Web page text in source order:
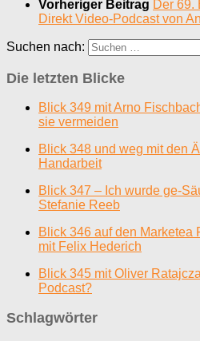
Vorheriger Beitrag Der 69.
Direkt Video-Podcast von
Suchen nach:
Die letzten Blicke
Blick 349 mit Arno
sie vermeiden
Blick 348 und weg mit den
Handarbeit
Blick 347 – Ich wurde ge-
Stefanie Reeb
Blick 346 auf den Marketea
mit Felix Hederich
Blick 345 mit Oliver
Podcast?
Schlagwörter